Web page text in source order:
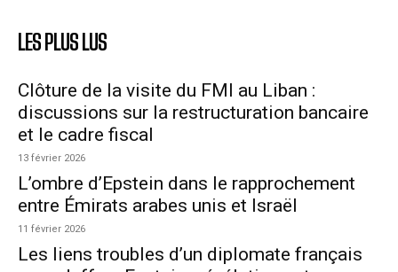
LES PLUS LUS
Clôture de la visite du FMI au Liban :
discussions sur la restructuration bancaire
et le cadre fiscal
13 février 2026
L’ombre d’Epstein dans le rapprochement
entre Émirats arabes unis et Israël
11 février 2026
Les liens troubles d’un diplomate français